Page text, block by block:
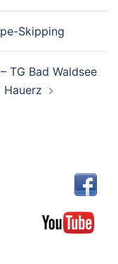
Skipping
TG Bad Waldsee
Hauerz